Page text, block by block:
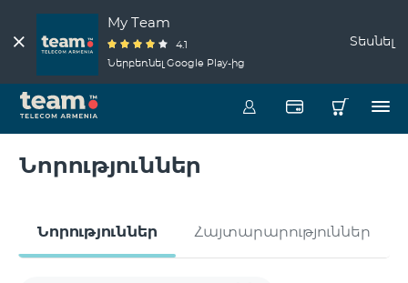
My Team
4.1
Ներբեռնել Google Play-ից
Տեսնել
Նորություններ
Նորություններ Հայտարարություններ